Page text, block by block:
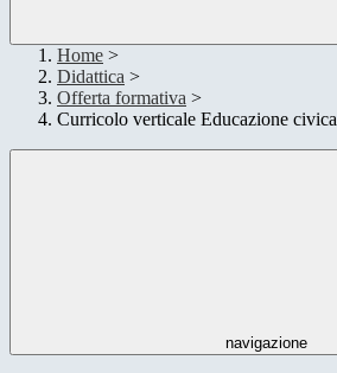
Home >
Didattica >
Offerta formativa >
Curricolo verticale Educazione civica
navigazione